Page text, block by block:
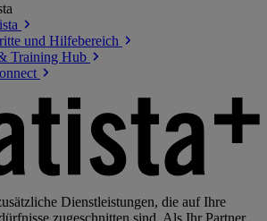
und Hilfebereich
Training Hub
Dienstleistungen, die auf Ihre
zugeschnitten sind. Als Ihr Partner